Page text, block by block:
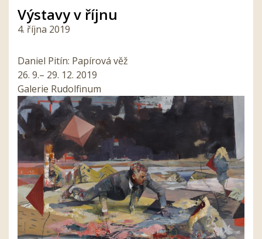
Výstavy v říjnu
4. října 2019
Daniel Pitín: Papírová věž
26. 9.– 29. 12. 2019
Galerie Rudolfinum